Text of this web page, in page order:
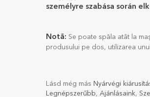
személyre szabása során
Notă: Se poate spăla atât la
produsului pe dos, utilizarea
Lásd még más Nyárvégi
Legnépszerűbb, Ajánlásaink,